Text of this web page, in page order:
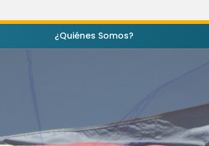
¿Quiénes Somos?